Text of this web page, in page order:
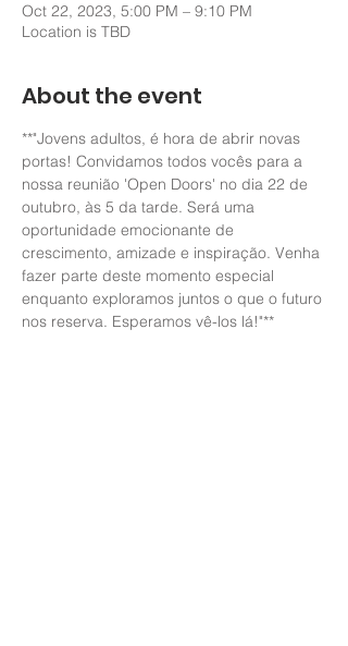
Oct 22, 2023, 5:00 PM – 9:10 PM
Location is TBD
About the event
**"Jovens adultos, é hora de abrir novas
portas! Convidamos todos vocês para a
nossa reunião 'Open Doors' no dia 22 de
outubro, às 5 da tarde. Será uma
oportunidade emocionante de
crescimento, amizade e inspiração. Venha
fazer parte deste momento especial
enquanto exploramos juntos o que o futuro
nos reserva. Esperamos vê-los lá!"**